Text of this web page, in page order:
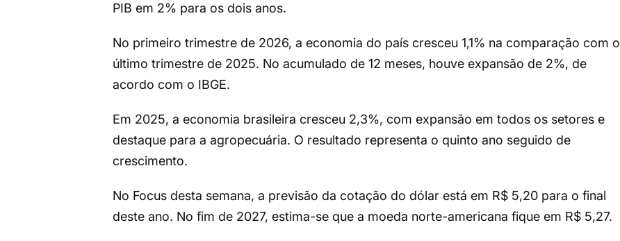
PIB em 2% para os dois anos.
No primeiro trimestre de 2026, a economia do país cresceu ​1,1% na comparação com o
último trimestre de 2025. No acumulado de 12 meses, houve expansão de 2%, de
acordo com o IBGE.
Em 2025, a economia brasileira cresceu 2,3%, com expansão em todos os setores e
destaque para a agropecuária. O resultado representa o quinto ano seguido de
crescimento.
No Focus desta semana, a previsão da cotação do dólar está em R$ 5,20 para o final
deste ano. No fim de 2027, estima-se que a moeda norte-americana fique em R$ 5,27.